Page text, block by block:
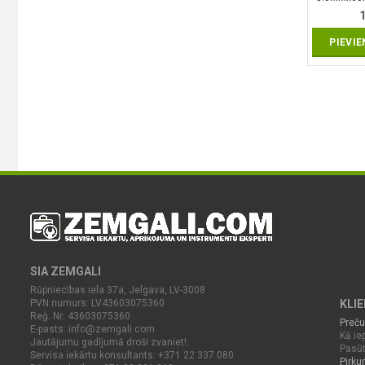
SIA ZEMGALI
Rūpniecības iela 37a, Jelgava, LV-3008
PVN numurs: LV43603075360
Reģ. Nr: 43603075360
E-pasts: info@zemgali.com
Jautājumu gadījumā droši zvaniet!:
Servisa iekārtu konsultants: +371 22 337 080
Kā